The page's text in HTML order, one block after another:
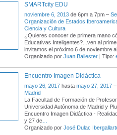
SMARTcity EDU
noviembre 6, 2013 de 6pm a 7pm –
Organización de Estados
Ciencia y Cultura
¿Quieres conocer de primera mano
Educativas Inteligentes?...ven al
invitamos el próximo 6 de noviembre
Organizado por Juan Ballester | Tipo:
Encuentro Imagen Didáctica
mayo 26, 2017 hasta mayo 27, 2017 –
Madrid
La Facultad de ​Formación de
Universidad Autónoma de Madrid y
Encuentro Imagen Didáctica -
y 27 de
Organizado por José Dulac